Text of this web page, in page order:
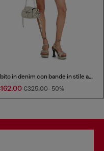
Abito in denim con bande in stile atletico
€325.00-50%